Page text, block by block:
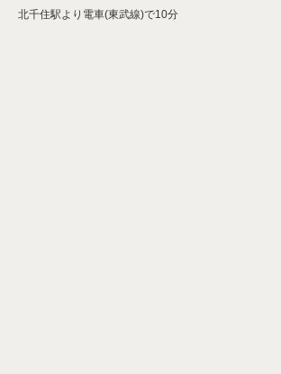
北千住駅より電車(東武線)で10分